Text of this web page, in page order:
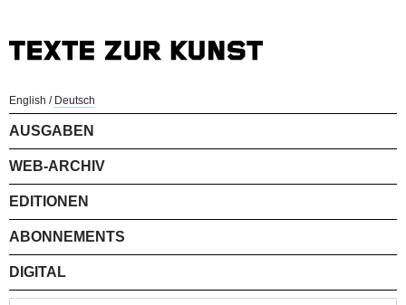
English / Deutsch
AUSGABEN
WEB-ARCHIV
EDITIONEN
ABONNEMENTS
DIGITAL